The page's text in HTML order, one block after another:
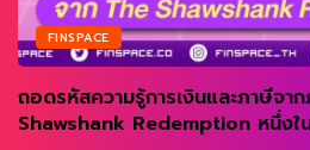
FINSPACE
ถอดรหัสความรู้การเงินและภาษีจ
Shawshank Redemption หนึ่ง